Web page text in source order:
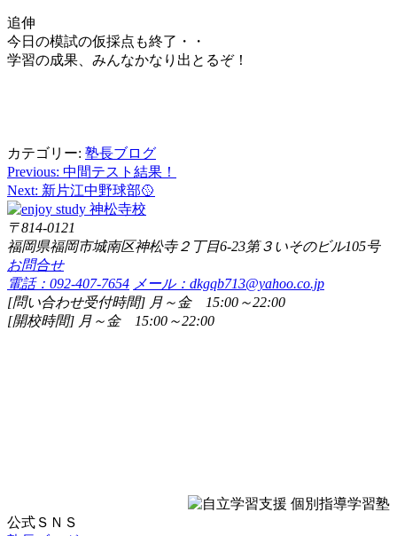
追伸
今日の模試の仮採点も終了・・
学習の成果、みんなかなり出とるぞ！
カテゴリー: 塾長ブログ
投
稿
ナ
ビ
ゲ
ー
Previous: 中間テスト結果！
Next: 新片江中野球部🥎
〒814-0121
福岡県福岡市城南区神松寺２丁目6-23第３いそのビル105号
お問合せ
電話：092-407-7654 メール：dkgqb713@yahoo.co.jp
[問い合わせ受付時間] 月～金 15:00～22:00
[開校時間] 月～金 15:00～22:00
公式ＳＮＳ